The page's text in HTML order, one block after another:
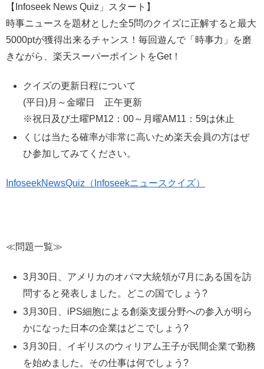
【Infoseek News Quiz」スタート】
時事ニュースを題材とした全5問のクイズに正解すると最大
5000ptが獲得出来るチャンス！毎回遊んで「時事力」を磨
きながら、楽天スーパーポイントをGet！
クイズの更新日程について
(平日)月～金曜日 正午更新
※祝日及び土曜PM12：00～月曜AM11：59は休止
くじは当たる確率が非常に高いため楽天会員の方はぜ
ひ参加してみてください。
InfoseekNewsQuiz（Infoseekニュースクイズ）
≪問題一覧≫
3月30日、アメリカのオバマ大統領が7月にある国を訪
問すると発表しました。どこの国でしょう?
3月30日、iPS細胞による創薬支援分野への参入が明ら
かになった日本の企業はどこでしょう?
3月30日、イギリスのウィリアム王子が民間企業で勤務
を始めました。その仕事は何でしょう?